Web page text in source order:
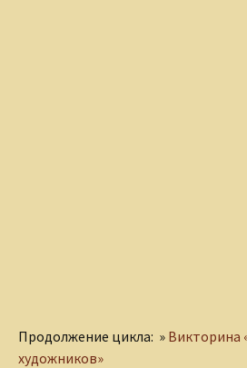
Продолжение цикла: » Викторина
художников»